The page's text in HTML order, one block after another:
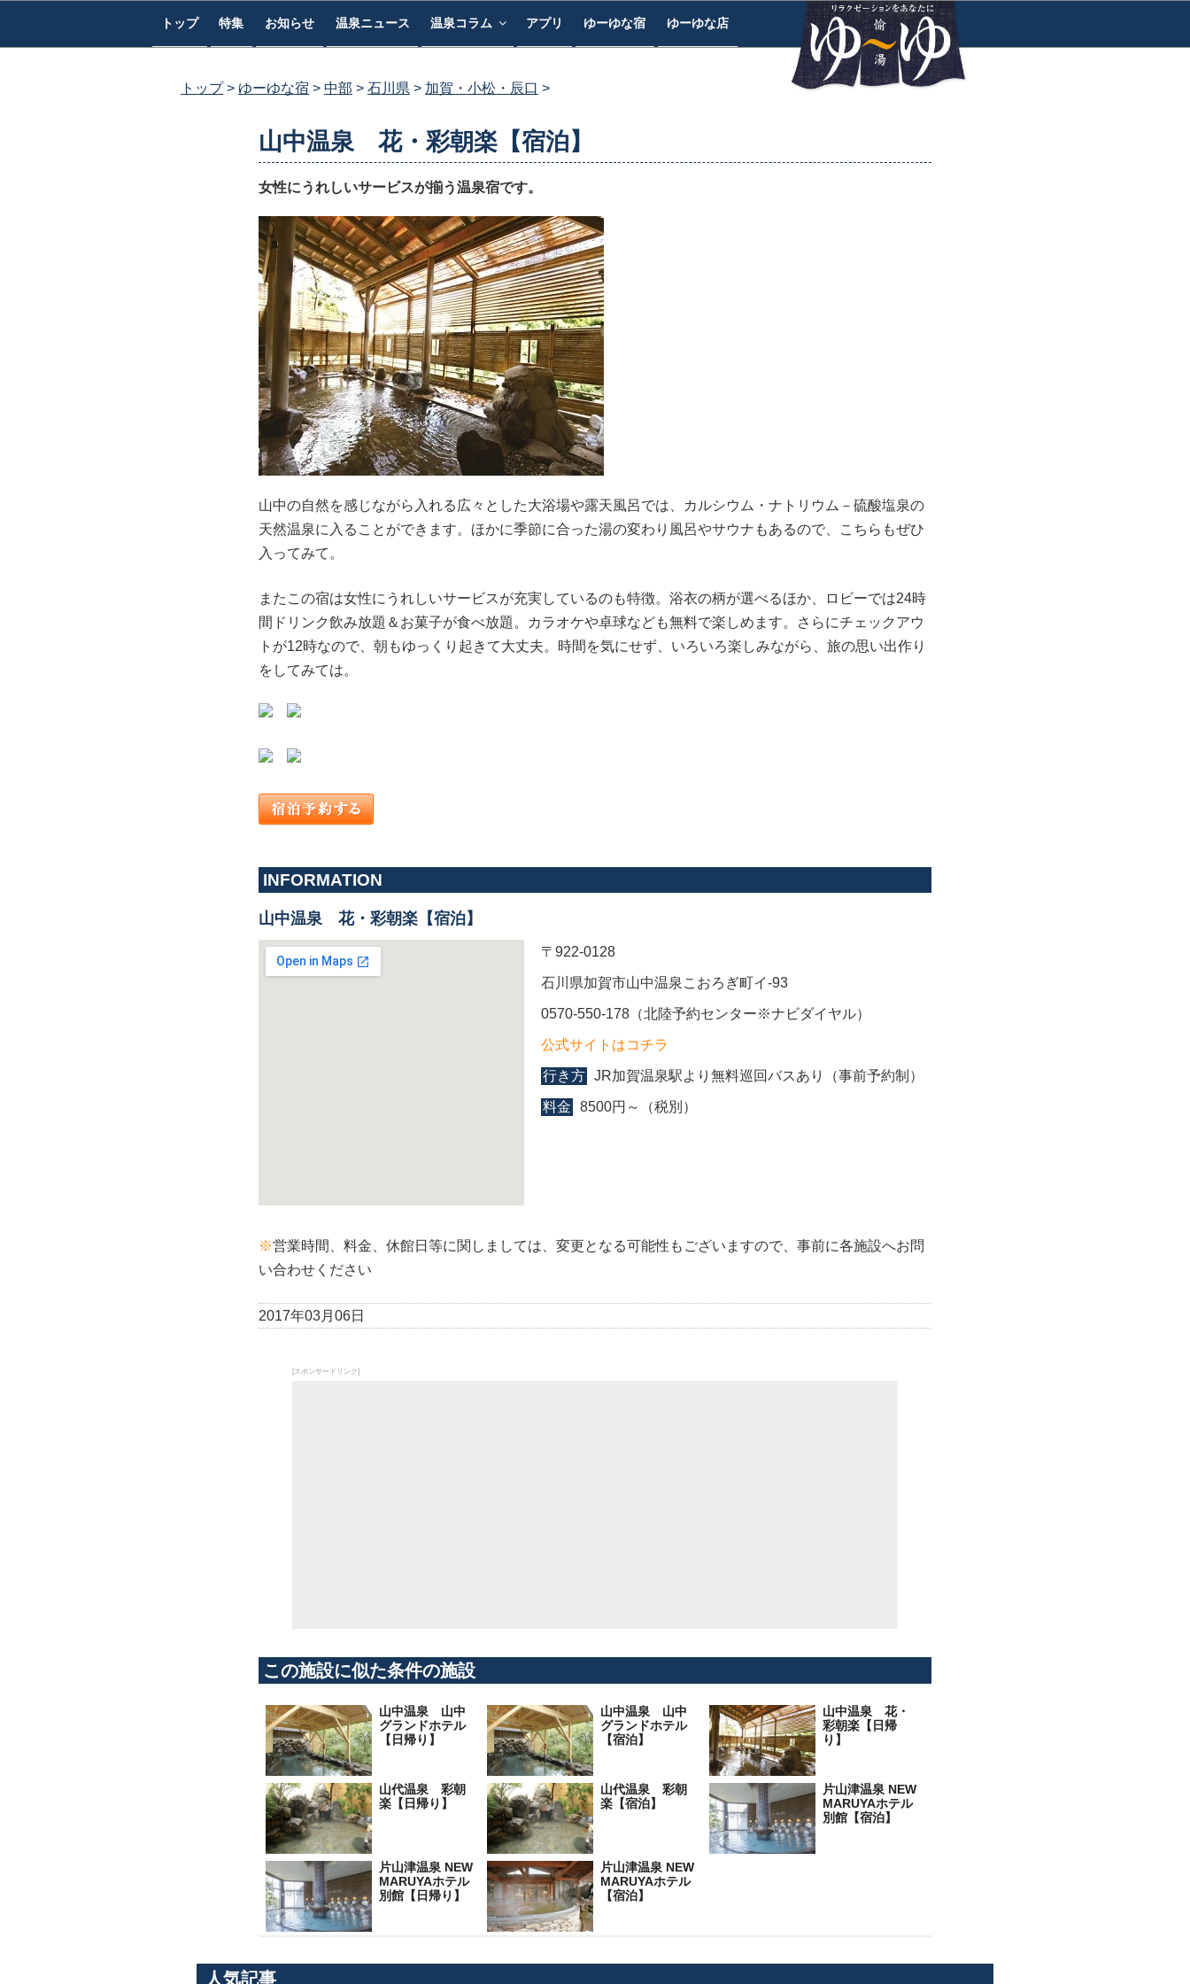
トップ 特集 お知らせ 温泉ニュース 温泉コラム アプリ ゆーゆな宿 ゆーゆな店
トップ ゆーゆな宿 中部 石川県 加賀・小松・辰口
山中温泉 花・彩朝楽【宿泊】
女性にうれしいサービスが揃う温泉宿です。
山中の自然を感じながら入れる広々とした大浴場や露天風呂では、カルシウム・ナトリウム－硫酸塩泉の
天然温泉に入ることができます。ほかに季節に合った湯の変わり風呂やサウナもあるので、こちらもぜひ
入ってみて。
またこの宿は女性にうれしいサービスが充実しているのも特徴。浴衣の柄が選べるほか、ロビーでは24時
間ドリンク飲み放題＆お菓子が食べ放題。カラオケや卓球なども無料で楽しめます。さらにチェックアウ
トが12時なので、朝もゆっくり起きて大丈夫。時間を気にせず、いろいろ楽しみながら、旅の思い出作り
をしてみては。
INFORMATION
山中温泉 花・彩朝楽【宿泊】
〒922-0128
石川県加賀市山中温泉こおろぎ町イ-93
0570-550-178（北陸予約センター※ナビダイヤル）
公式サイトはコチラ
行き方 JR加賀温泉駅より無料巡回バスあり（事前予約制）
料金 8500円～（税別）
※営業時間、料金、休館日等に関しましては、変更となる可能性もございますので、事前に各施設へお問
い合わせください
2017年03月06日
[スポンサードリンク]
この施設に似た条件の施設
山中温泉 山中
グランドホテル
【日帰り】
山中温泉 山中
グランドホテル
【宿泊】
山中温泉 花・
彩朝楽【日帰
り】
山代温泉 彩朝
楽【日帰り】
山代温泉 彩朝
楽【宿泊】
片山津温泉 NEW
MARUYAホテル
別館【宿泊】
片山津温泉 NEW
MARUYAホテル
別館【日帰り】
片山津温泉 NEW
MARUYAホテル
【宿泊】
人気記事